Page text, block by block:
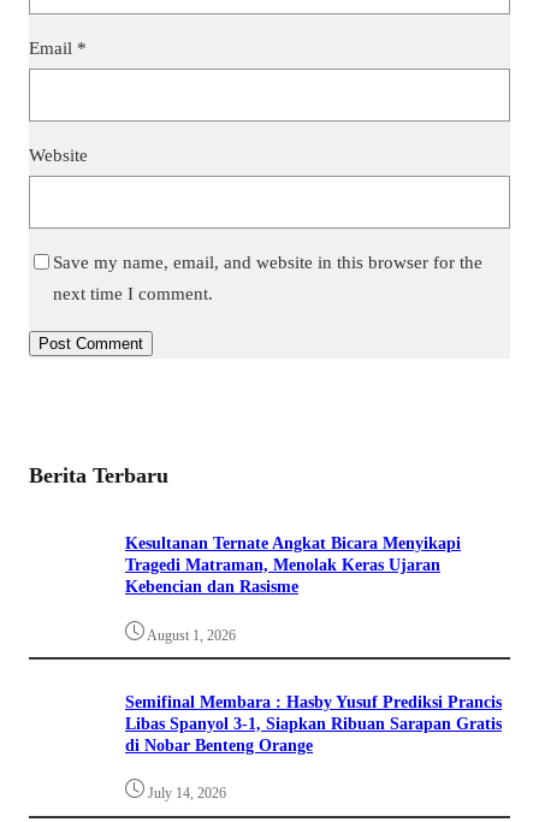
Email *
Website
Save my name, email, and website in this browser for the
next time I comment.
Berita Terbaru
Kesultanan Ternate Angkat Bicara Menyikapi
Tragedi Matraman, Menolak Keras Ujaran
Kebencian dan Rasisme
August 1, 2026
Semifinal Membara : Hasby Yusuf Prediksi Prancis
Libas Spanyol 3-1, Siapkan Ribuan Sarapan Gratis
di Nobar Benteng Orange
July 14, 2026